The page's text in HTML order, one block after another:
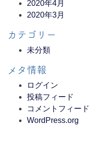
2020年4月
2020年3月
カテゴリー
未分類
メタ情報
ログイン
投稿フィード
コメントフィード
WordPress.org